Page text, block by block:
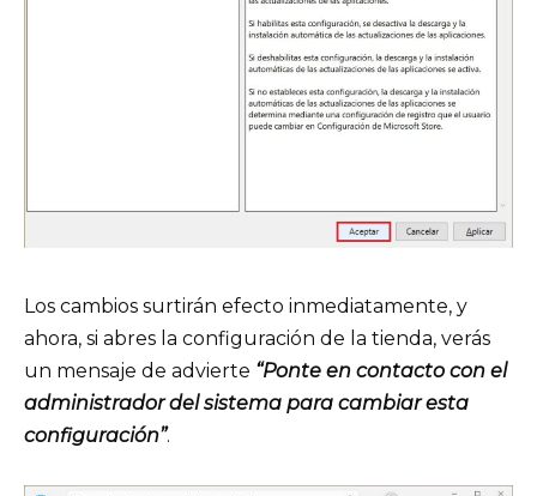
Los cambios surtirán efecto inmediatamente, y
ahora, si abres la configuración de la tienda, verás
un mensaje de advierte “Ponte en contacto con el
administrador del sistema para cambiar esta
configuración”.